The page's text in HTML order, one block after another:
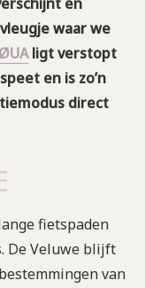
waar we
ligt verstopt
en is zo’n
direct
fietspaden
De Veluwe blijft
van